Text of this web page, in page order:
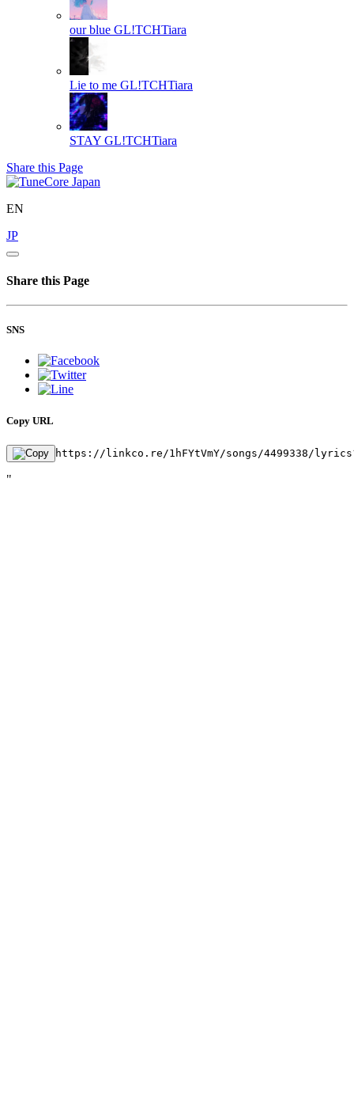
our blue GL!TCHTiara
Lie to me GL!TCHTiara
STAY GL!TCHTiara
Share this Page
EN
JP
Share this Page
SNS
Copy URL
https://linkco.re/1hFYtVmY/songs/4499338/
"